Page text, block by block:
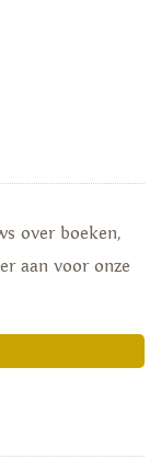
over boeken,
aan voor onze